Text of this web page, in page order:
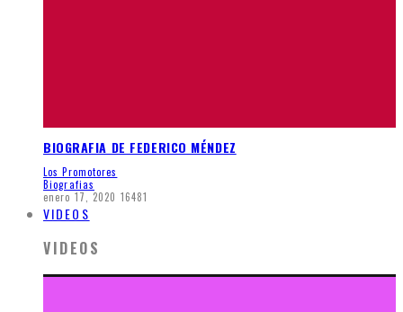
BIOGRAFIA DE FEDERICO MÉNDEZ
Los Promotores
Biografias
enero 17, 2020 16481
VIDEOS
VIDEOS